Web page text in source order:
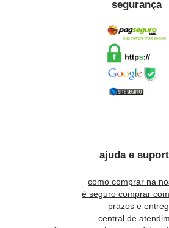
segurança
ajuda e
como comprar na
é seguro comprar
prazos e
central de